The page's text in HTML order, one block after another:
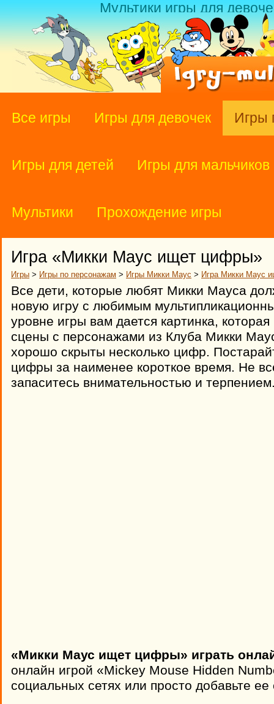
Мультики игры для
Все игры Игры для девочек Игры
Игры для детей Игры для мальчиков
Мультики Прохождение игры
Игра «Микки Маус ищет цифры»
Игры > Игры по персонажам > Игры Микки Маус > Игра Микки Маус
Все дети, которые любят Микки Мауса
новую игру с любимым
уровне игры вам дается картинка,
сцены с персонажами из Клуба Микки
хорошо скрыты несколько цифр.
цифры за наименее короткое время. Не
запаситесь внимательностью и
«Микки Маус ищет цифры» играть
онлайн игрой «Mickey Mouse Hidden
социальных сетях или просто добавьте ее